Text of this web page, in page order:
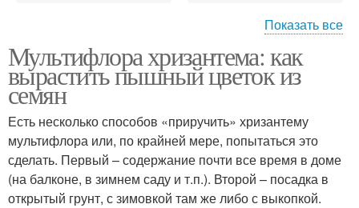
Хризантемы к посеву Выращивание из семян
Показать все
Мультифлора хризантема: как
вырастить пышный цветок из
семян
Есть несколько способов «приручить» хризантему
мультифлора или, по крайней мере, попытаться это
сделать. Первый – содержание почти все время в доме
(на балконе, в зимнем саду и т.п.). Второй – посадка в
открытый грунт, с зимовкой там же либо с выкопкой.